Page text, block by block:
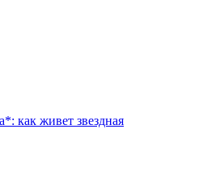
как живет звездная